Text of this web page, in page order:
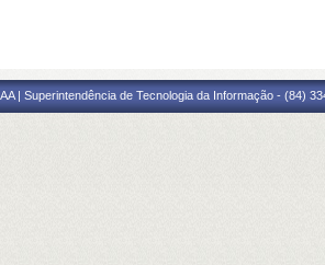
| Superintendência de Tecnologia da Informação - (84)